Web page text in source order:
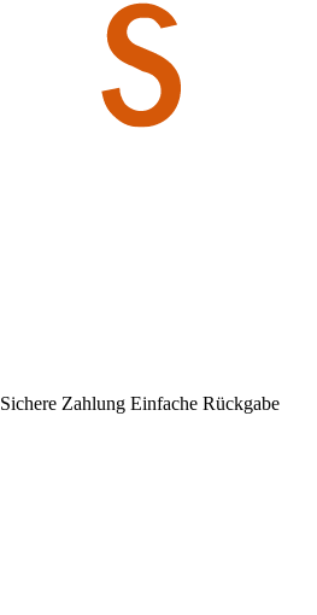
Sichere Zahlung Einfache Rückgabe